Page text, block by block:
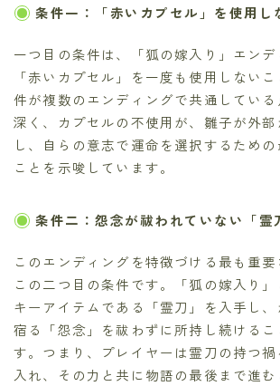
条件一：「赤いカプセル」を使用し
一つ目の条件は、「狐の嫁入り」エンデ
「赤いカプセル」を一度も使用しない
件が複数のエンディングで共通してい
深く、カプセルの不使用が、雛子が外
し、自らの意志で運命を選択するため
ことを示唆しています。
条件二：怨念が祓われていない「霊
このエンディングを特徴づける最も重要
この二つ目の条件です。「狐の嫁入り」
キーアイテムである「霊刀」を入手し、
宿る「怨念」を祓わずに所持し続けるこ
す。つまり、プレイヤーは霊刀の持つ
入れ、その力と共に物語の最後まで進